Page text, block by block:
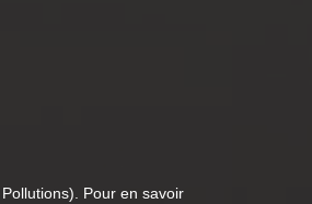
Pour en savoir